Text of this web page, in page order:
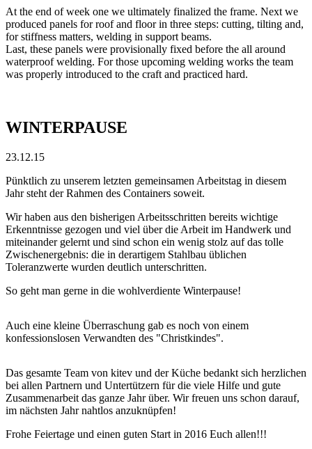
At the end of week one we ultimately finalized the frame. Next we
produced panels for roof and floor in three steps: cutting, tilting and,
for stiffness matters, welding in support beams.
Last, these panels were provisionally fixed before the all around
waterproof welding. For those upcoming welding works the team
was properly introduced to the craft and practiced hard.
WINTERPAUSE
23.12.15
Pünktlich zu unserem letzten gemeinsamen Arbeitstag in diesem
Jahr steht der Rahmen des Containers soweit.
Wir haben aus den bisherigen Arbeitsschritten bereits wichtige
Erkenntnisse gezogen und viel über die Arbeit im Handwerk und
miteinander gelernt und sind schon ein wenig stolz auf das tolle
Zwischenergebnis: die in derartigem Stahlbau üblichen
Toleranzwerte wurden deutlich unterschritten.
So geht man gerne in die wohlverdiente Winterpause!
Auch eine kleine Überraschung gab es noch von einem
konfessionslosen Verwandten des "Christkindes".
Das gesamte Team von kitev und der Küche bedankt sich herzlichen
bei allen Partnern und Untertützern für die viele Hilfe und gute
Zusammenarbeit das ganze Jahr über. Wir freuen uns schon darauf,
im nächsten Jahr nahtlos anzuknüpfen!
Frohe Feiertage und einen guten Start in 2016 Euch allen!!!